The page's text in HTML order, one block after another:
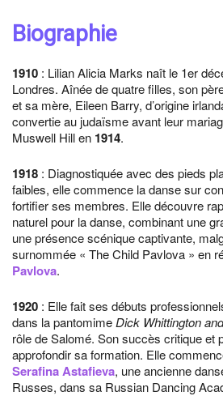
Biographie
1910 : Lilian Alicia Marks naît le 1er
Londres. Aînée de quatre filles, son
et sa mère, Eileen Barry, d’origine
convertie au judaïsme avant leur
Muswell Hill en 1914.
1918 : Diagnostiquée avec des pieds
faibles, elle commence la danse sur
fortifier ses membres. Elle découvre
naturel pour la danse, combinant une
une présence scénique captivante,
surnommée « The Child Pavlova » en
Pavlova.
1920 : Elle fait ses débuts
dans la pantomime Dick Whittington
rôle de Salomé. Son succès critique et
approfondir sa formation. Elle
Serafina Astafieva, une ancienne
Russes, dans sa Russian Dancing